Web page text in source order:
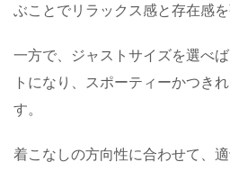
ぶことでリラックス感と存在感を
一方で、ジャストサイズを選べ
トになり、スポーティーかつき
す。
着こなしの方向性に合わせて、